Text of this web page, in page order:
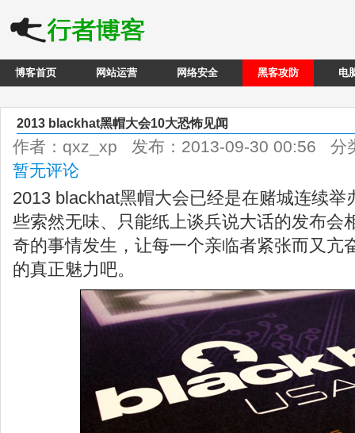
博客首页 网站运营 网络安全 黑客攻防 电
2013 blackhat黑帽大会10大恐怖见闻
作者：qxz_xp 发布：2013-09-30 00:56 分
暂无评论
2013 blackhat黑帽大会已经是在赌城连续举
些索然无味、只能纸上谈兵说大话的发布会
奇的事情发生，让每一个亲临者紧张而又亢
的真正魅力吧。